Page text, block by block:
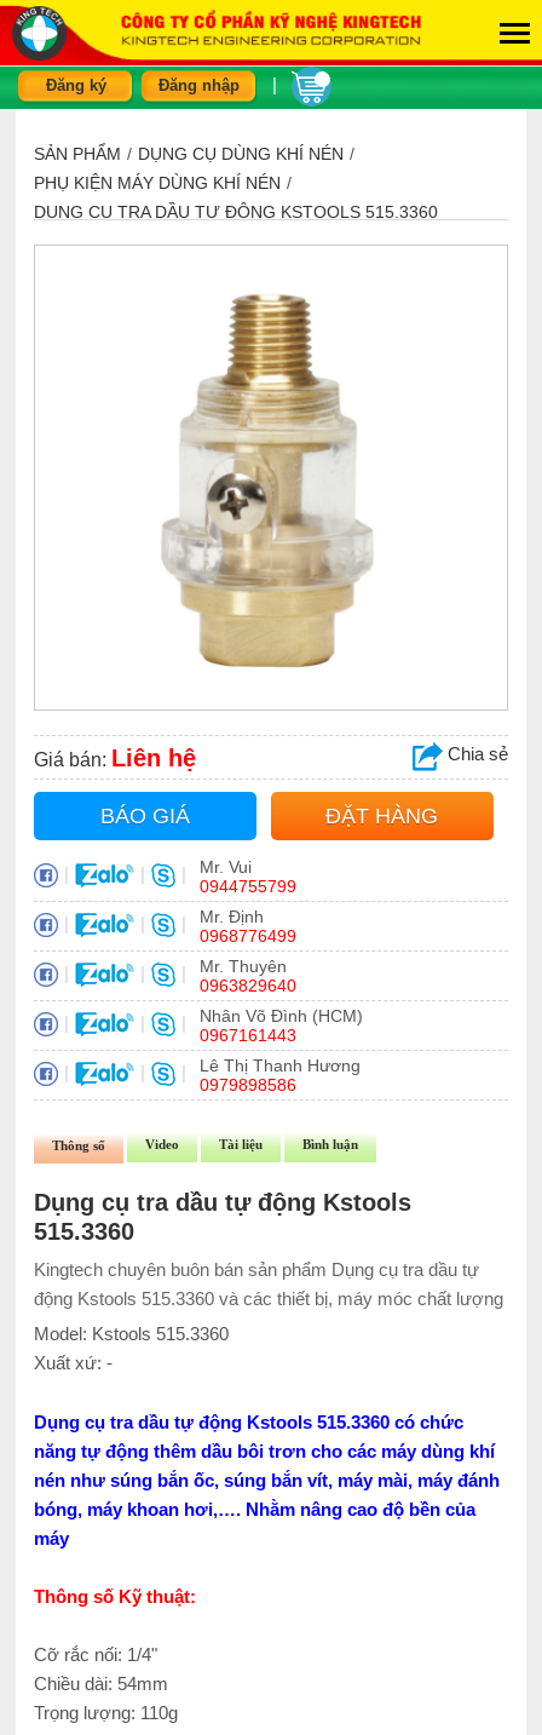
Đăng ký Đăng nhập
SẢN PHẨM / DỤNG CỤ DÙNG KHÍ NÉN /
PHỤ KIỆN MÁY DÙNG KHÍ NÉN /
DỤNG CỤ TRA DẦU TỰ ĐỘNG KSTOOLS 515.3360
Giá bán: Liên hệ Chia sẻ
BÁO GIÁ ĐẶT HÀNG
| | |
Mr. Vui
0944755799
| | |
Mr. Định
0968776499
| | |
Mr. Thuyên
0963829640
| | |
Nhân Võ Đình (HCM)
0967161443
| | |
Lê Thị Thanh Hương
0979898586
Thông số Video Tài liệu Bình luận
Dụng cụ tra dầu tự động Kstools
515.3360
Kingtech chuyên buôn bán sản phẩm Dụng cụ tra dầu tự
động Kstools 515.3360 và các thiết bị, máy móc chất lượng
Model: Kstools 515.3360
Xuất xứ: -
Dụng cụ tra dầu tự động Kstools 515.3360 có chức
năng tự động thêm dầu bôi trơn cho các máy dùng khí
nén như súng bắn ốc, súng bắn vít, máy mài, máy đánh
bóng, máy khoan hơi,…. Nhằm nâng cao độ bền của
máy
Thông số Kỹ thuật:
Cỡ rắc nối: 1/4"
Chiều dài: 54mm
Trọng lượng: 110g